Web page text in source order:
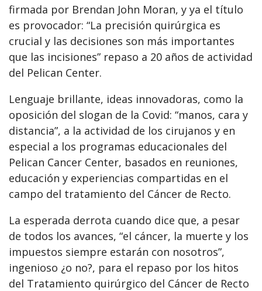
firmada por Brendan John Moran, y ya el título
es provocador: “La precisión quirúrgica es
crucial y las decisiones son más importantes
que las incisiones” repaso a 20 años de actividad
del Pelican Center.
Lenguaje brillante, ideas innovadoras, como la
oposición del slogan de la Covid: “manos, cara y
distancia”, a la actividad de los cirujanos y en
especial a los programas educacionales del
Pelican Cancer Center, basados en reuniones,
educación y experiencias compartidas en el
campo del tratamiento del Cáncer de Recto.
La esperada derrota cuando dice que, a pesar
de todos los avances, “el cáncer, la muerte y los
impuestos siempre estarán con nosotros”,
ingenioso ¿o no?, para el repaso por los hitos
del Tratamiento quirúrgico del Cáncer de Recto